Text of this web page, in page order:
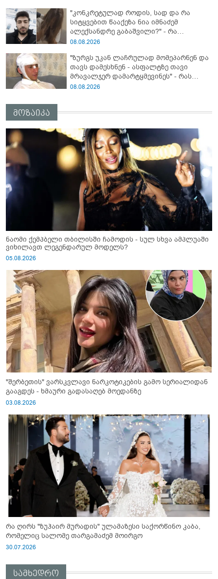
"კონკრეტულად როდის, სად და რა
სიტყვებით წააქეზა ნია იმნაძემ
ალექსანდრე გაბაშვილი?" - რა
მიმართვას ავრცელებს ნია იმნაძის
08.08.2026
"ზურგს უკან ლაჩრულად მომეპარნენ და
თავს დამესხნენ - ასფალტზე თავი
მრავალჯერ დამარტყმევინეს" - რას
ჰყვება კურიერი, რომელსაც
08.08.2026
მოზაიკა
ნაომი ქემპბელი თბილისში ჩამოდის - სულ სხვა ამპლუაში
ვიხილავთ ლეგენდარულ მოდელს?
05.08.2026
"შერბეთის" ვარსკვლავი ნარკოტიკების გამო სერიალიდან
გააგდეს - ხმაური გადასაღებ მოედანზე
03.08.2026
რა ღირს "ზუჰაირ მურადის" ულამაზესი საქორწინო კაბა,
რომელიც სალომე თარგამაძემ მოირგო
30.07.2026
სამხედრო